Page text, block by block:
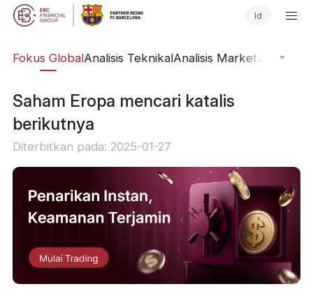
Id
Fokus GlobalAnalisis TeknikalAnalisis MarketJurnal
Saham Eropa mencari katalis
berikutnya
Diterbitkan pada: 2025-01-27